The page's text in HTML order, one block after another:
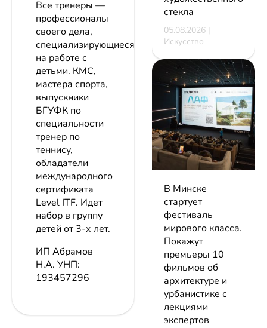
Все тренеры —
профессионалы
своего дела,
специализирующиеся
на работе с
детьми. КМС,
мастера спорта,
выпускники
БГУФК по
специальности
тренер по
теннису,
обладатели
международного
сертификата
Level ITF. Идет
набор в группу
детей от 3-х лет.
ИП Абрамов
Н.А. УНП:
193457296
стекла
05.08.2026 |
Искусство
В Минске
стартует
фестиваль
мирового класса.
Покажут
премьеры 10
фильмов об
архитектуре и
урбанистике с
лекциями
экспертов